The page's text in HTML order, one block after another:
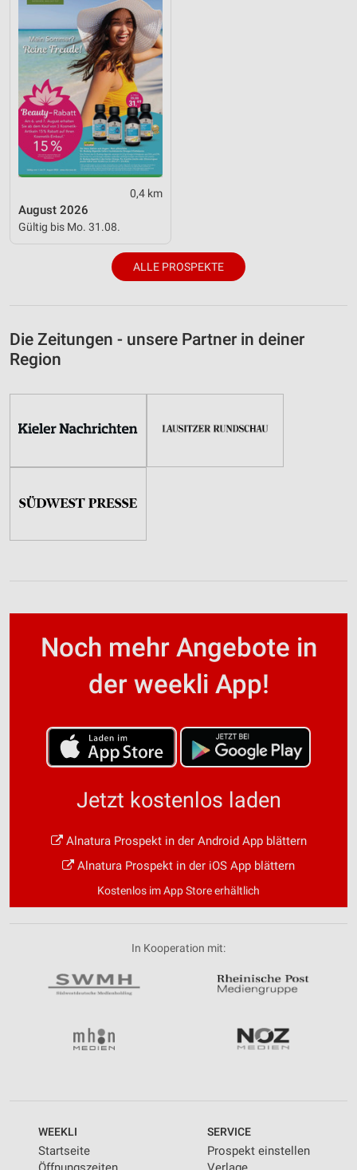
0,4 km
August 2026
Gültig bis Mo. 31.08.
ALLE PROSPEKTE
Die Zeitungen - unsere Partner in deiner
Region
Noch mehr Angebote in
der weekli App!
Jetzt kostenlos laden
Alnatura Prospekt in der Android App blättern
Alnatura Prospekt in der iOS App blättern
Kostenlos im App Store erhältlich
In Kooperation mit:
WEEKLI
Startseite
SERVICE
Prospekt einstellen